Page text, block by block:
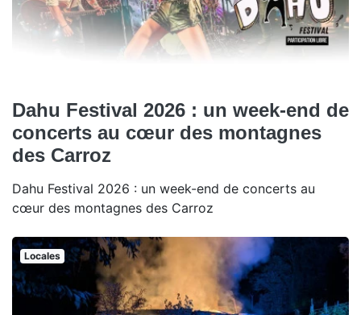
Dahu Festival 2026 : un week-end de
concerts au cœur des montagnes
des Carroz
Dahu Festival 2026 : un week-end de concerts au
cœur des montagnes des Carroz
Locales